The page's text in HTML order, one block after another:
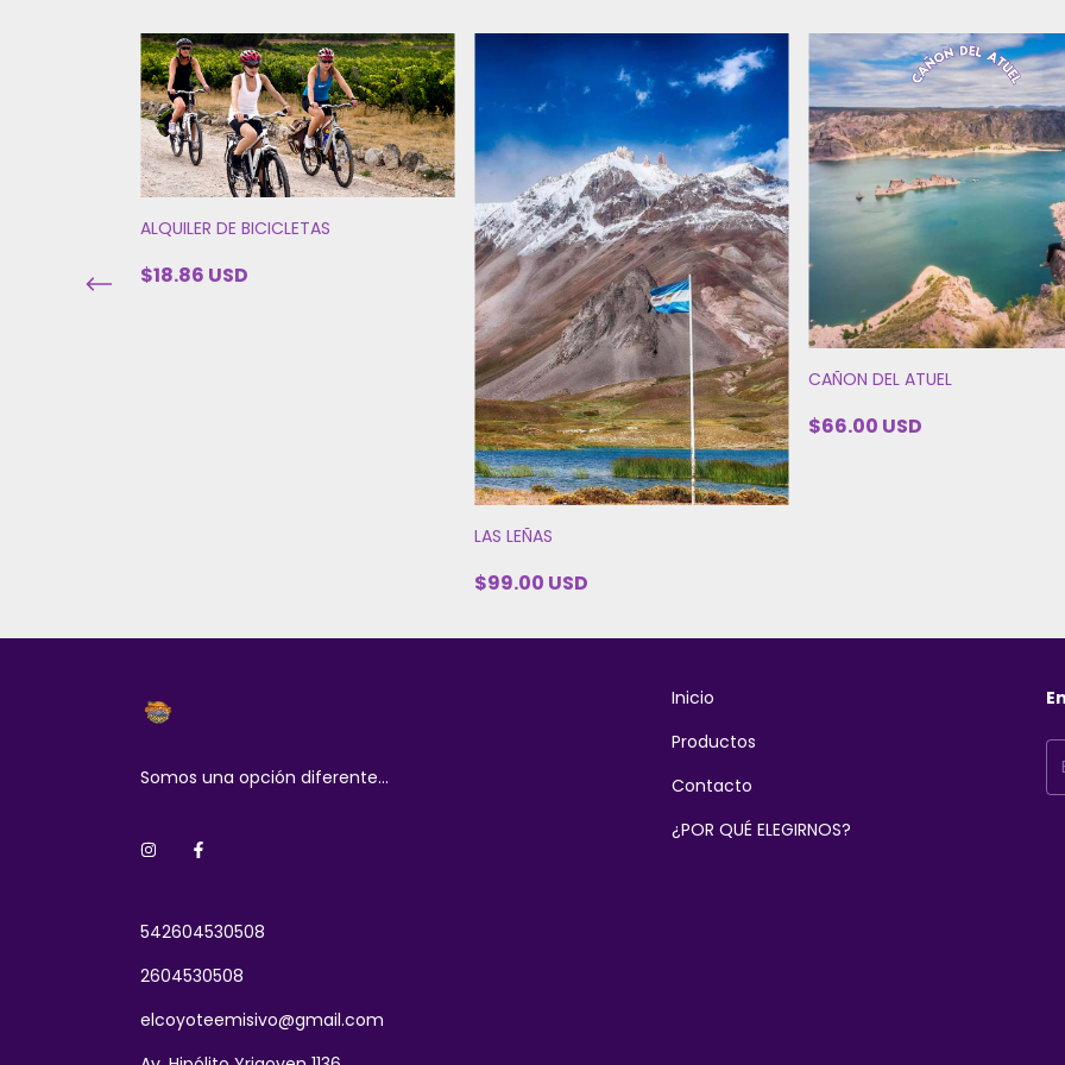
ALQUILER DE BICICLETAS
$18.86 USD
LAS LEÑAS
$99.00 USD
CAÑON DEL ATUEL
$66.00 USD
Somos una opción diferente...
542604530508
2604530508
elcoyoteemisivo@gmail.com
Inicio
Productos
Contacto
¿POR QUÉ ELEGIRNOS?